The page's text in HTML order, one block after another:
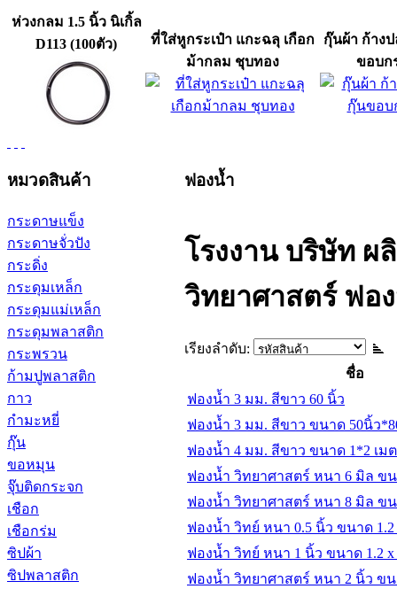
ห่วงกลม 1.5 นิ้ว นิเกิ้ล
D113 (100ตัว)
ที่ใส่หูกระเป๋า แกะฉลุ เกือก
ม้ากลม ชุบทอง
กุ๊นผ้า ก้าง
ขอบก
หมวดสินค้า
กระดาษแข็ง
กระดาษจั่วปัง
กระดิ่ง
กระดุมเหล็ก
กระดุมแม่เหล็ก
กระดุมพลาสติก
กระพรวน
ก้ามปูพลาสติก
กาว
กำมะหยี่
กุ๊น
ขอหมุน
จุ๊บติดกระจก
เชือก
เชือกร่ม
ซิปผ้า
ซิปพลาสติก
ฟองน้ำ
โรงงาน บริษัท ผ
วิทยาศาสตร์ ฟอ
เรียงลำดับ:
ชื่อ
ฟองน้ำ 3 มม. สีขาว 60 นิ้ว
ฟองน้ำ 3 มม. สีขาว ขนาด 50นิ้ว
ฟองน้ำ 4 มม. สีขาว ขนาด 1*2 เม
ฟองน้ำ วิทยาศาสตร์ หนา 6 มิล ขน
ฟองน้ำ วิทยาศาสตร์ หนา 8 มิล ขน
ฟองน้ำ วิทย์ หนา 0.5 นิ้ว ขนาด 1.2
ฟองน้ำ วิทย์ หนา 1 นิ้ว ขนาด 1.2 x
ฟองน้ำ วิทยาศาสตร์ หนา 2 นิ้ว ขน